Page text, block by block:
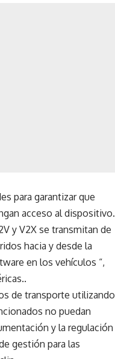
para garantizar que
acceso al dispositivo.
y V2X se transmitan de
hacia y desde la
en los vehículos “,
de transporte utilizando
no puedan
y la regulación
gestión para las